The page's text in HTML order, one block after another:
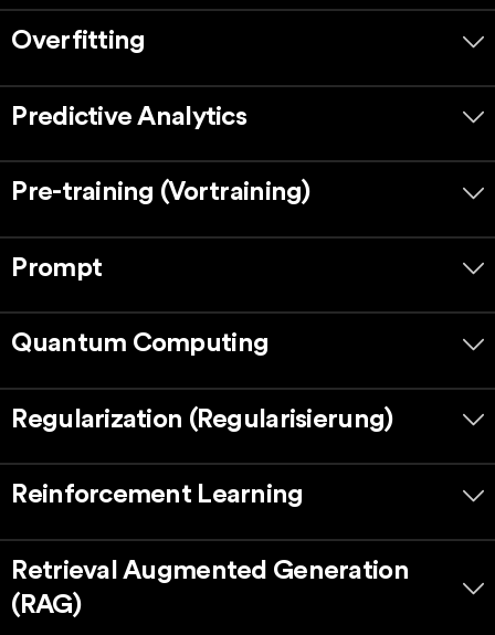
Overfitting
Predictive Analytics
Pre-training (Vortraining)
Prompt
Quantum Computing
Regularization (Regularisierung)
Reinforcement Learning
Retrieval Augmented Generation
(RAG)